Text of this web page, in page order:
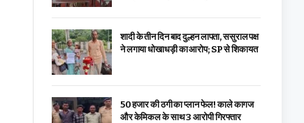
शादी के तीन दिन बाद दुल्हन लापता, ससुराल पक्ष
ने लगाया धोखाधड़ी का आरोप; SP से शिकायत
₹50 हजार की ठगी का प्लान फेल! काले कागज
और केमिकल के साथ 3 आरोपी गिरफ्तार